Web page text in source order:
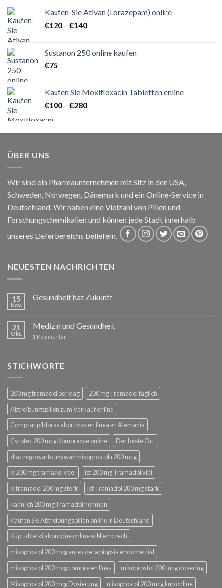
Kaufen-Sie Ativan (Lorazepam) online
€120 – €140Preisspanne:
€140
Sustanon 250 online kaufen
€75
Kaufen Sie Moxifloxacin Tabletten online
€100 – €280Preisspanne:
€280
ÜBER UNS
Wir sind ein Pharmaunternehmen mit Sitz in den USA,
Schweden, Norwegen, Dänemark und ein Online-Service in
Deutschland. Wir haben eine Vielzahl von Pillen und
Forschungschemikalien und können jede Stadt innerhalb
unseres Lieferbereichs beliefern.
NEUESTEN NACHRICHTEN
15
Nov.
Gesundheit hat Zukunft
21
Okt.
Medizin und Gesundheit
1 Kommentar
STICHWORTE
200 mg tramadol per dag
200 mg Tramadol täglich
Abtreibungspillen zum Verkauf online
Comprar píldoras abortivas en línea en Alemania
Cytotec 200 mcg Kompresse online
Der beste Ort
dlaczego warto używać misoprostolu 200 mcg
is 200 mg tramadol veel
ist 200 mg Tramadol viel
is tramadol 200 mg sterk
ist Tramadol 200 mg stark
kann ich 200 mg Tramadol nehmen
Kaufen Sie Abtreibungspillen online in Deutschland
Kup tabletki aborcyjne online w Niemczech
misoprostol 200 mcg antes de la biopsia endometrial
misoprostol 200 mcg compre en línea
misoprostol 200 mcg dosering
Misoprostol 200 mcg Dosierung
misoprostol 200 mcg kup online